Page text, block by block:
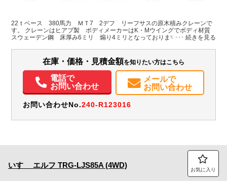
岩手県
W:2,330
H:2,200
パワステ パワーウィンドウ ABS エアバッグ
電動格納ミラー
ETC
バックモニター
22ｔベース 380馬力 ＭＴ7 2デフ リーフサスの原木積みクレーンで
す。 クレーンはヒアブ製 ボディメーカーはK・Mウイングでボディ材質
スウェーデン鋼 床厚み6ミリ 煽り4ミリとなっております。 荷台内寸
などの運搬も可能です。 車検付ですぐにお乗り頂けます。価格・詳細はお
気軽にお問合せ下さい☆
在庫・価格・見積金額を知りたい方はこちら
電話で
お問い合わせ
メールで
お問い合わせ
お問い合わせNo.240-R123016
いすゞ エルフ TRG-LJS85A (4WD) お気に入り